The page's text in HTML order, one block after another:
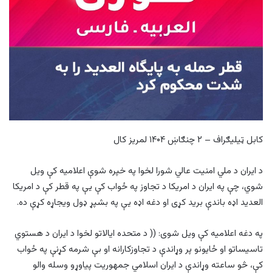
کابل ټیلیګراف – ۲ چنګاښ ۱۴۰۴ لمریز کال
د ایران د ملي امنیت عالي شورا لخوا په خپره شوې اعلامیه کې ویل
شوي، چې په ایران د امریکا د تجاوز په ځواب کې یې په قطر کې د امریکا
العدید اډه باندې برید کړی او دغه اډه یې په بشپړ ډول ویجاړه کړې ده.
په دغه اعلامیه کې ویل شوی: (( د متحده ایالاتو لخوا د ایران د هستوي
تاسیساتو او ځایونو پر وړاندې د تجاوزکارانه او بې شرمه کړنې په ځواب
کې، څو ساعته وړاندې د ایران اسلامي جمهوریت پیاوړو وسله والو